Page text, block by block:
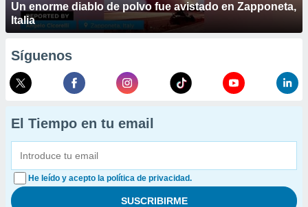
Un enorme diablo de polvo fue avistado en Zapponeta,
Italia
Síguenos
El Tiempo en tu email
He leído y acepto la política de privacidad.